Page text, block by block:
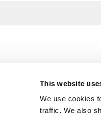
This website
We use cookies
traffic. We also